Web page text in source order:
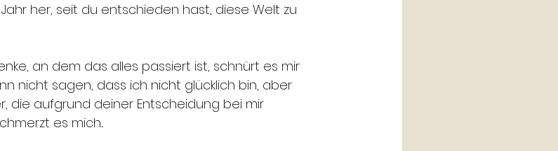
her, seit du entschieden hast, diese Welt zu
an dem das alles passiert ist, schnürt es mir
nicht sagen, dass ich nicht glücklich bin, aber
die aufgrund deiner Entscheidung bei mir
es mich...